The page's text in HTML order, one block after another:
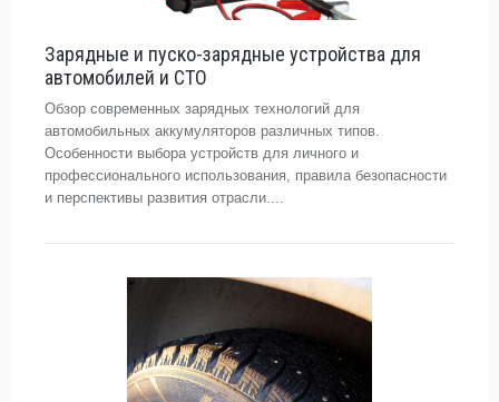
Зарядные и пуско-зарядные устройства для
автомобилей и СТО
Обзор современных зарядных технологий для
автомобильных аккумуляторов различных типов.
Особенности выбора устройств для личного и
профессионального использования, правила безопасности
и перспективы развития отрасли....